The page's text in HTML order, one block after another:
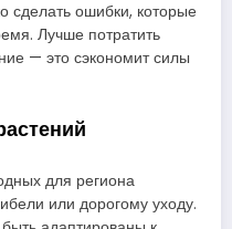
сделать ошибки, которые
Лучше потратить
— это сэкономит силы
для региона
или дорогому уходу.